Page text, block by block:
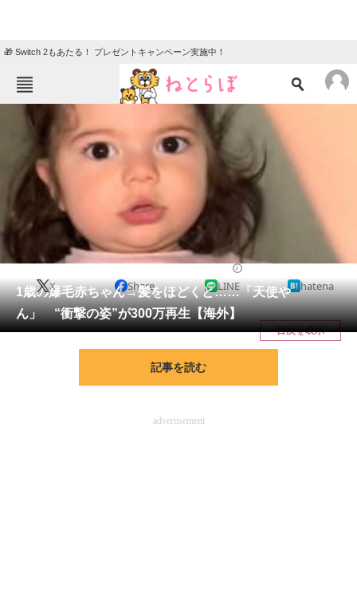
🎁 Switch 2もあたる！ プレゼントキャンペーン実施中！
ねとらぼメニュー
ニュース
エンタメ
グルメ
住まい 教育・育児
動物 リサーチ
会員記事
メディア
スマホと通信の最新トレンド
1歳の爆毛赤ちゃん→髪をほどくと……「天使や
ん」 “衝撃の姿”が300万再生【海外】
X Share LINE hatena
目次を表示
記事を読む
advertisement